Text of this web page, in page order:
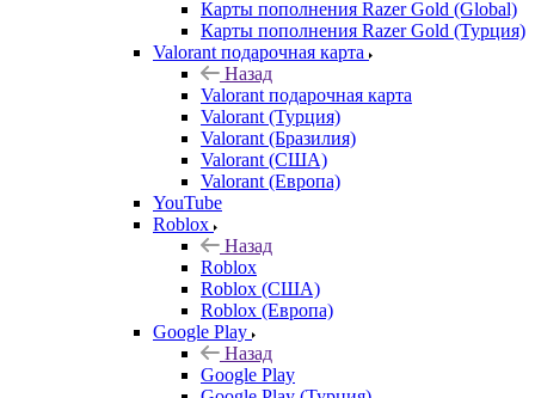
Карты пополнения Razer Gold (Global)
Карты пополнения Razer Gold (Турция)
Valorant подарочная карта
Назад
Valorant подарочная карта
Valorant (Турция)
Valorant (Бразилия)
Valorant (США)
Valorant (Европа)
YouTube
Roblox
Назад
Roblox
Roblox (США)
Roblox (Европа)
Google Play
Назад
Google Play